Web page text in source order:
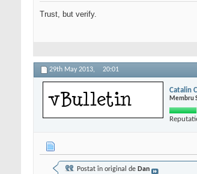
Trust, but verify.
29th May 2013, 20:01
Catalin
Membru
Postat în original de Dan